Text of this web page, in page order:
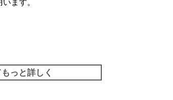
ます。
っと詳しく